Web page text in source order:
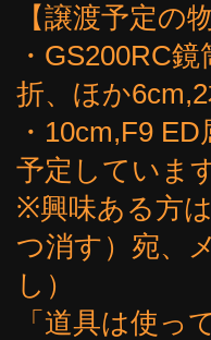
【譲渡予定の
・GS200RC
折、ほか
・10cm,F9
予定しています
※興味ある方
つ消す）宛、
し）
「道具は使